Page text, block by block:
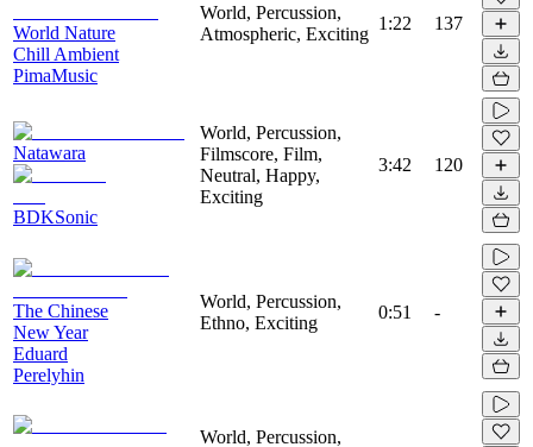
World Nature
Chill Ambient
PimaMusic
World, Percussion,
Atmospheric, Exciting
1:22 137
Natawara
BDKSonic
World, Percussion,
Filmscore, Film,
Neutral, Happy,
Exciting
3:42 120
The Chinese
New Year
Eduard
Perelyhin
World, Percussion,
Ethno, Exciting
0:51 -
World, Percussion,